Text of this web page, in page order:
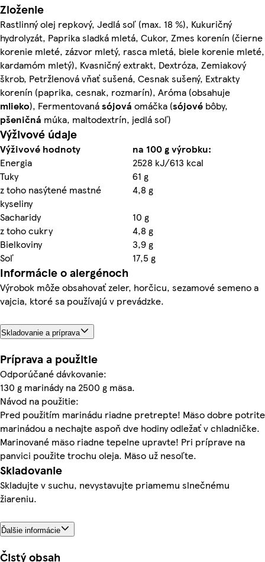
Zloženie
Rastlinný olej repkový, Jedlá soľ (max. 18 %), Kukuričný
hydrolyzát, Paprika sladká mletá, Cukor, Zmes korenín (čierne
korenie mleté, zázvor mletý, rasca mletá, biele korenie mleté,
kardamóm mletý), Kvasničný extrakt, Dextróza, Zemiakový
škrob, Petržlenová vňať sušená, Cesnak sušený, Extrakty
korenín (paprika, cesnak, rozmarín), Aróma (obsahuje
mlieko), Fermentovanásójová omáčka (sójové bôby,
pšeničná múka, maltodextrín, jedlá soľ)
Výživové údaje
Výživové hodnoty
na 100 g výrobku:
Energia
2528 kJ/613 kcal
Tuky
61 g
z toho nasýtené mastné
kyseliny
4,8 g
Sacharidy
10 g
z toho cukry
4,8 g
Bielkoviny
3,9 g
Soľ
17,5 g
Informácie o alergénoch
Výrobok môže obsahovať zeler, horčicu, sezamové semeno a
vajcia, ktoré sa používajú v prevádzke.
Skladovanie a príprava
Príprava a použitie
Odporúčané dávkovanie:
130 g marinády na 2500 g mäsa.
Návod na použitie:
Pred použitím marinádu riadne pretrepte! Mäso dobre potrite
marinádou a nechajte aspoň dve hodiny odležať v chladničke.
Marinované mäso riadne tepelne upravte! Pri príprave na
panvici použite trochu oleja. Mäso už nesoľte.
Skladovanie
Skladujte v suchu, nevystavujte priamemu slnečnému
žiareniu.
Ďalšie informácie
Čistý obsah